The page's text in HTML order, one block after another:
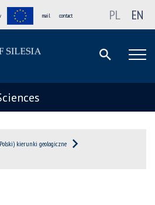
mail contact PL EN
kierunki geologiczne